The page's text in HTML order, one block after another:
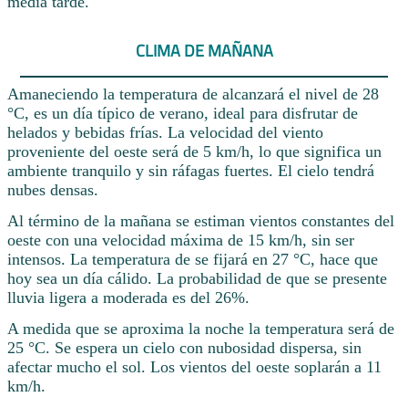
CLIMA DE MAÑANA
Amaneciendo la temperatura de alcanzará el nivel de 28
°C, es un día típico de verano, ideal para disfrutar de
helados y bebidas frías. La velocidad del viento
proveniente del oeste será de 5 km/h, lo que significa un
ambiente tranquilo y sin ráfagas fuertes. El cielo tendrá
nubes densas.
Al término de la mañana se estiman vientos constantes del
oeste con una velocidad máxima de 15 km/h, sin ser
intensos. La temperatura de se fijará en 27 °C, hace que
hoy sea un día cálido. La probabilidad de que se presente
lluvia ligera a moderada es del 26%.
A medida que se aproxima la noche la temperatura será de
25 °C. Se espera un cielo con nubosidad dispersa, sin
afectar mucho el sol. Los vientos del oeste soplarán a 11
km/h.